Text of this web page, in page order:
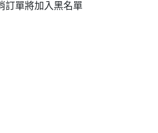
訂單將加入黑名單